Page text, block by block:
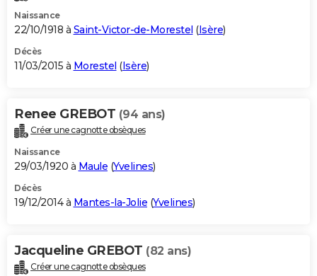
Naissance
22/10/1918 à Saint-Victor-de-Morestel (Isère)
Décès
11/03/2015 à Morestel (Isère)
Renee GREBOT (94 ans)
Créer une cagnotte obsèques
Naissance
29/03/1920 à Maule (Yvelines)
Décès
19/12/2014 à Mantes-la-Jolie (Yvelines)
Jacqueline GREBOT (82 ans)
Créer une cagnotte obsèques